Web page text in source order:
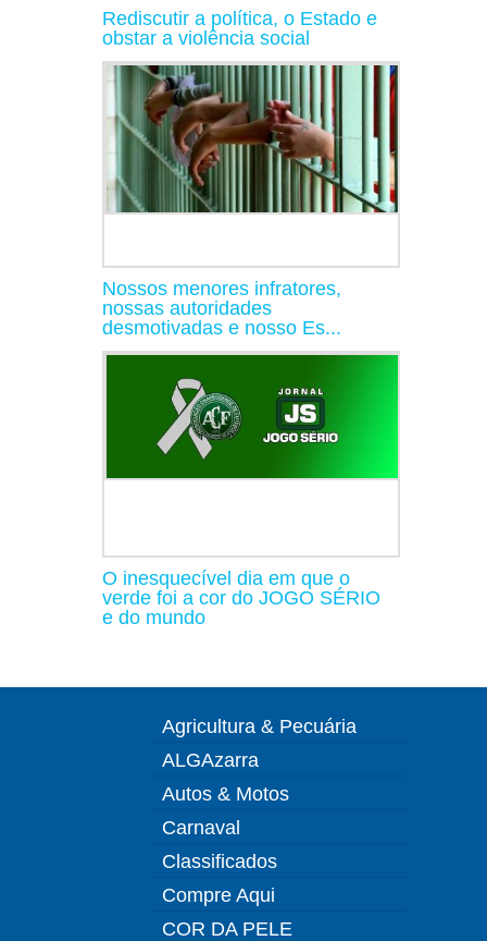
Rediscutir a política, o Estado e
obstar a violência social
Nossos menores infratores,
nossas autoridades
desmotivadas e nosso Es...
O inesquecível dia em que o
verde foi a cor do JOGO SÉRIO
e do mundo
Agricultura & Pecuária
ALGAzarra
Autos & Motos
Carnaval
Classificados
Compre Aqui
COR DA PELE